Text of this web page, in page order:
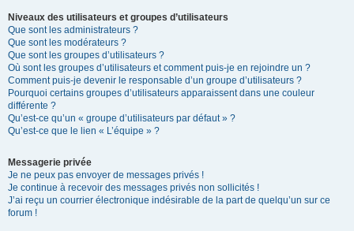
Niveaux des utilisateurs et groupes d’utilisateurs
Que sont les administrateurs ?
Que sont les modérateurs ?
Que sont les groupes d’utilisateurs ?
Où sont les groupes d’utilisateurs et comment puis-je en rejoindre un ?
Comment puis-je devenir le responsable d’un groupe d’utilisateurs ?
Pourquoi certains groupes d’utilisateurs apparaissent dans une couleur
différente ?
Qu’est-ce qu’un « groupe d’utilisateurs par défaut » ?
Qu’est-ce que le lien « L’équipe » ?
Messagerie privée
Je ne peux pas envoyer de messages privés !
Je continue à recevoir des messages privés non sollicités !
J’ai reçu un courrier électronique indésirable de la part de quelqu’un sur ce
forum !